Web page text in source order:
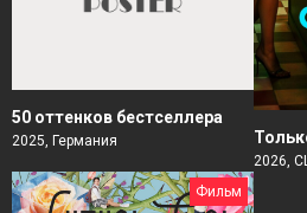
50 оттенков бестселлера
2025, Германия
2026,
Фильм